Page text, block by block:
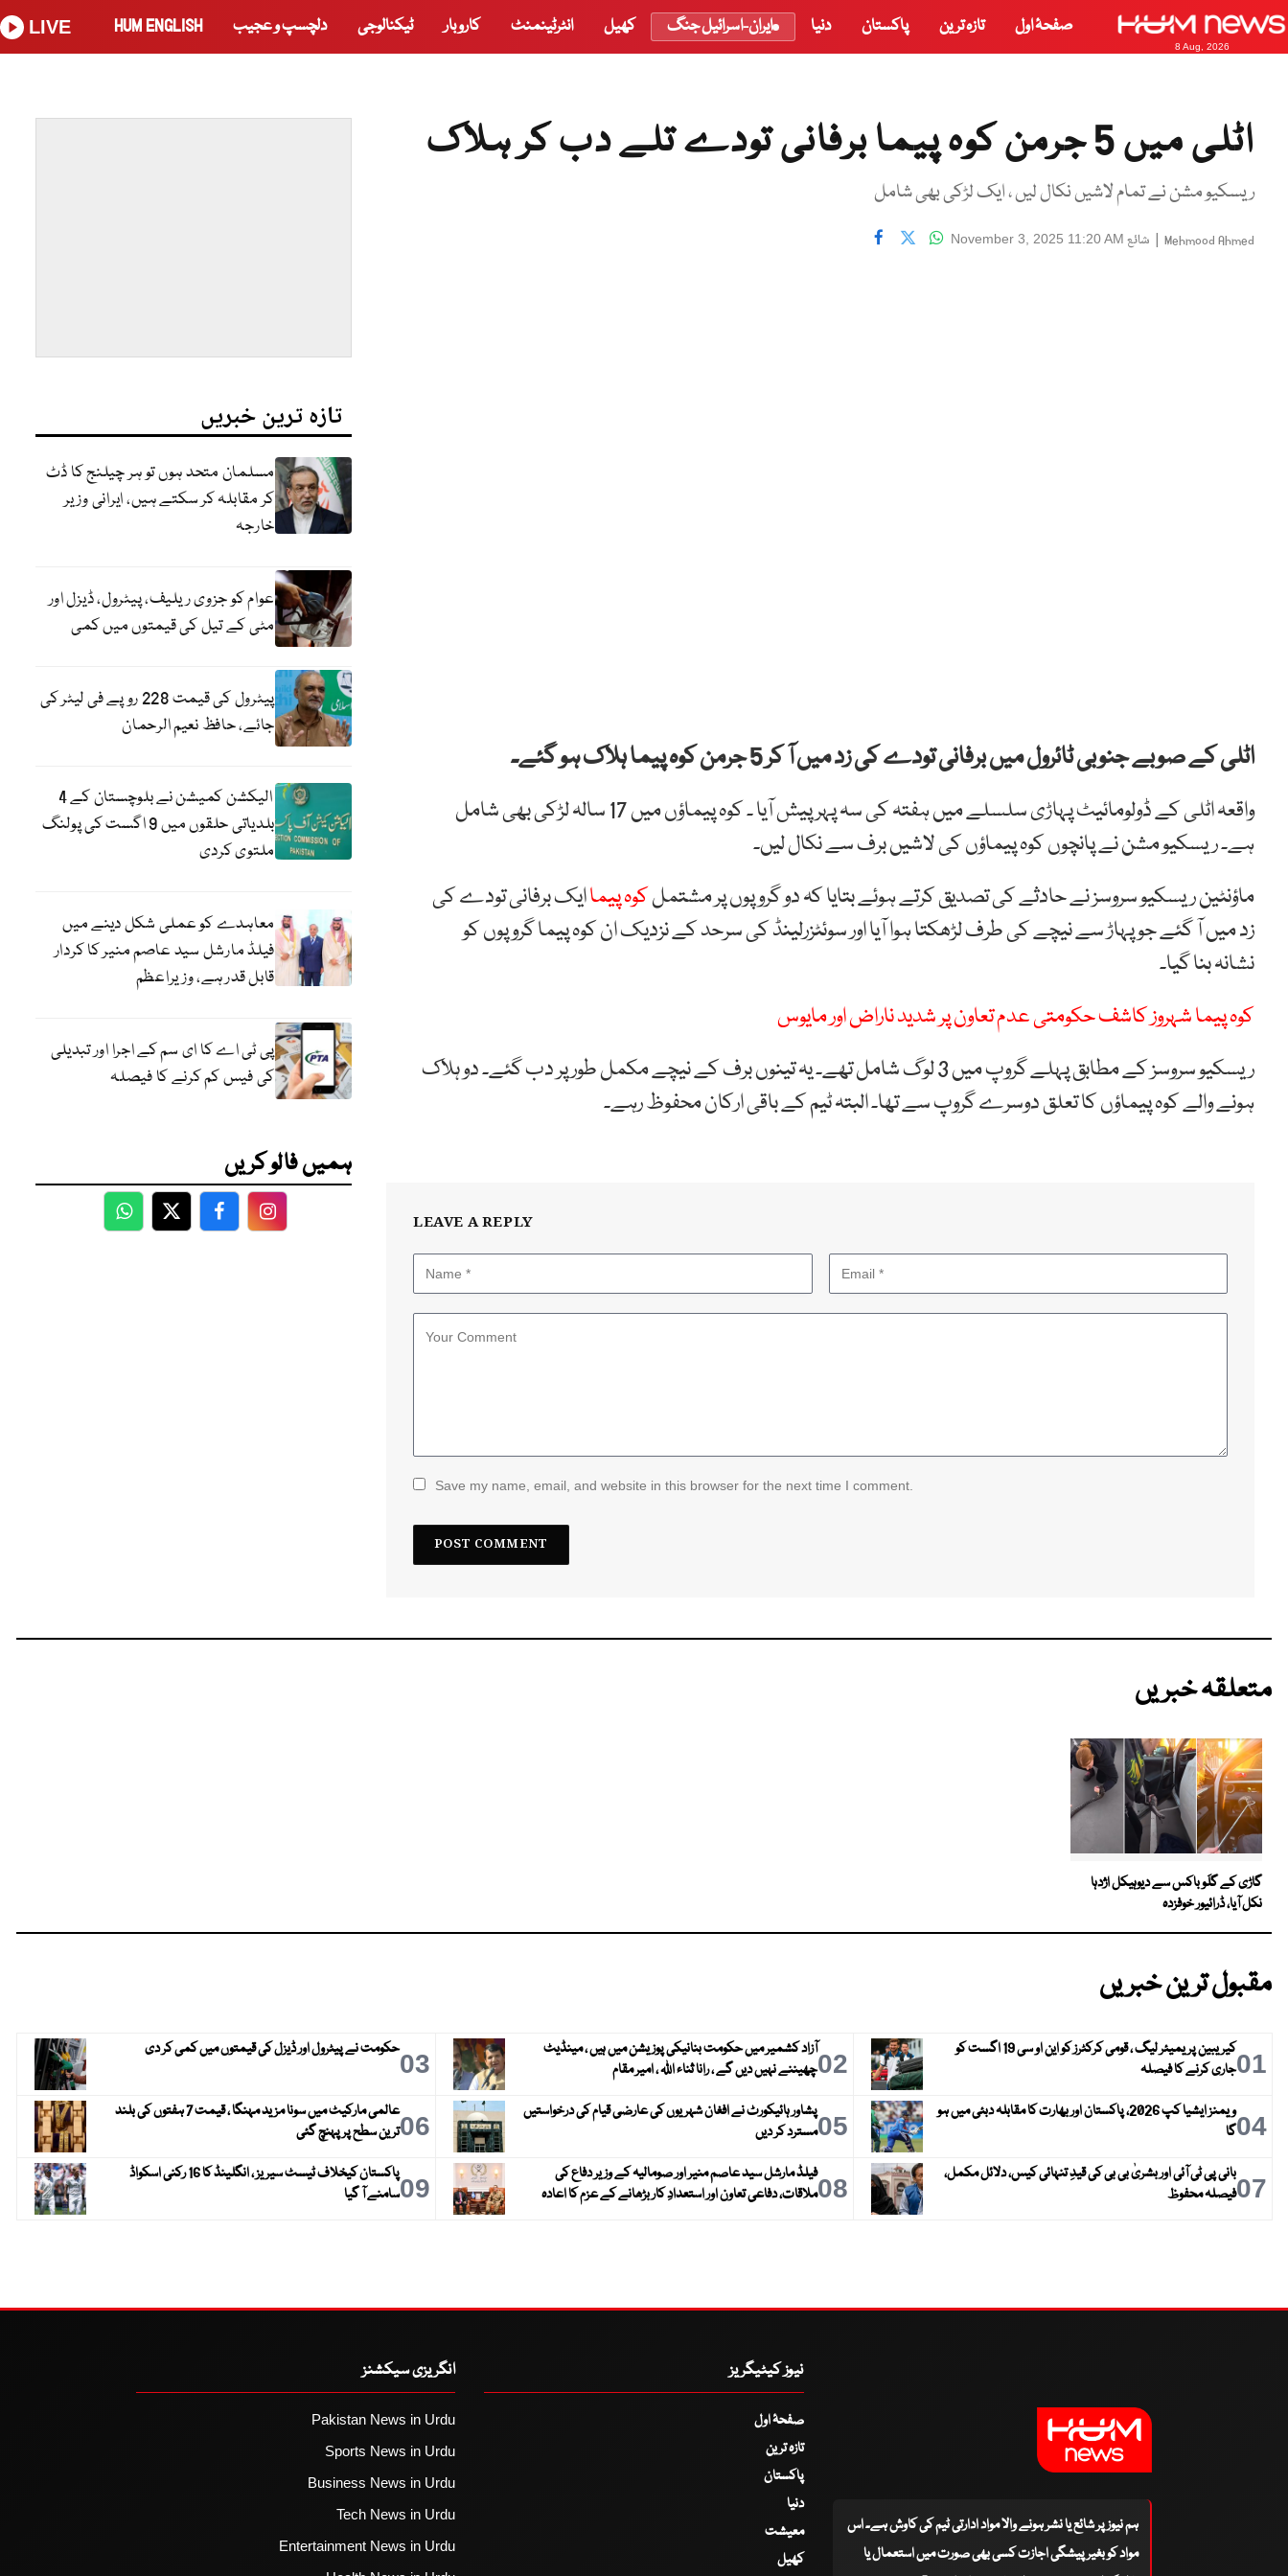
8 Aug, 2026
صفحۂ اول تازہ ترین پاکستان دنیا ایران-اسرائیل جنگ کھیل انٹرٹینمنٹ کاروبار ٹیکنالوجی دلچسپ و عجیب HUM ENGLISH
LIVE
اٹلی میں 5 جرمن کوہ پیما برفانی تودے تلے دب کر ہلاک
ریسکیو مشن نے تمام لاشیں نکال لیں ، ایک لڑکی بھی شامل
Mehmood Ahmed
| شائع November 3, 2025 11:20 AM
اٹلی کے صوبے جنوبی ٹائرول میں برفانی تودے کی زد میں آ کر 5 جرمن کوہ پیما ہلاک ہو گئے۔
واقعہ اٹلی کے ڈولومائیٹ پہاڑی سلسلے میں ہفتہ کی سہ پہر پیش آیا ۔ کوہ پیماؤں میں 17 سالہ لڑکی بھی شامل
ہے۔ ریسکیو مشن نے پانچوں کوہ پیماؤں کی لاشیں برف سے نکال لیں۔
ماؤنٹین ریسکیو سروسز نے حادثے کی تصدیق کرتے ہوئے بتایا کہ دو گروپوں پر مشتملکوہ پیماایک برفانی تودے کی
زد میں آ گئے جو پہاڑ سے نیچے کی طرف لڑھکتا ہوا آیا اور سوئٹزرلینڈ کی سرحد کے نزدیک ان کوہ پیما گروپوں کو
نشانہ بنا گیا۔
کوہ پیما شہروز کاشف حکومتی عدم تعاون پر شدید ناراض اور مایوس
ریسکیو سروسز کے مطابق پہلے گروپ میں 3 لوگ شامل تھے۔ یہ تینوں برف کے نیچے مکمل طور پر دب گئے۔ دو ہلاک
ہونے والے کوہ پیماؤں کا تعلق دوسرے گروپ سے تھا۔ البتہ ٹیم کے باقی ارکان محفوظ رہے۔
LEAVE A REPLY
Save my name, email, and website in this browser for the next time I comment.
تازہ ترین خبریں
مسلمان متحد ہوں تو ہر چیلنج کا ڈٹ
کر مقابلہ کر سکتے ہیں، ایرانی وزیر
خارجہ
عوام کو جزوی ریلیف، پیٹرول، ڈیزل اور
مٹی کے تیل کی قیمتوں میں کمی
پیٹرول کی قیمت 228 روپے فی لیٹر کی
جائے، حافظ نعیم الرحمان
الیکشن کمیشن نے بلوچستان کے 4
بلدیاتی حلقوں میں 9 اگست کی پولنگ
ملتوی کردی
معاہدے کو عملی شکل دینے میں
فیلڈ مارشل سید عاصم منیر کا کردار
قابل قدر ہے، وزیراعظم
پی ٹی اے کا ای سم کے اجرا اور تبدیلی
کی فیس کم کرنے کا فیصلہ
ہمیں فالو کریں
WhatsApp
TwitterFacebookFacebook
متعلقہ خبریں
گاڑی کے گلَو باکس سے دیوہیکل اژدہا
نکل آیا، ڈرائیور خوفزدہ
مقبول ترین خبریں
01
کیریبین پریمیئر لیگ ، قومی کرکٹرز کو این او سی 19 اگست کو
جاری کرنے کا فیصلہ
02آزاد کشمیر میں حکومت بنانیکی پوزیشن میں ہیں ، مینڈیٹ
چھیننے نہیں دیں گے ، رانا ثناء اللہ ، امیر مقام
03حکومت نے پیٹرول اور ڈیزل کی قیمتوں میں کمی کر دی
04
ویمنز ایشیا کپ 2026، پاکستان اور بھارت کا مقابلہ دبئی میں ہو
گا
05پشاور ہائیکورٹ نے افغان شہریوں کی عارضی قیام کی درخواستیں
مسترد کر دیں
06
عالمی مارکیٹ میں سونا مزید مہنگا ، قیمت 7 ہفتوں کی بلند
ترین سطح پر پہنچ گئی
07بانی پی ٹی آئی اور بشریٰ بی بی کی قیدِ تنہائی کیس، دلائل مکمل،
فیصلہ محفوظ
08فیلڈ مارشل سید عاصم منیر اور صومالیہ کے وزیر دفاع کی
ملاقات، دفاعی تعاون اور استعدادِ کار بڑھانے کے عزم کا اعادہ
09
پاکستان کیخلاف ٹیسٹ سیریز ، انگلینڈ کا 16 رکنی اسکواڈ
سامنے آ گیا
ہم نیوز پر شائع یا نشر ہونے والا مواد ادارتی ٹیم کی کاوش ہے۔ اس
مواد کو بغیر پیشگی اجازت کسی بھی صورت میں استعمال یا
نیوز کیٹیگریز
صفحۂ اول
تازہ ترین
پاکستان
دنیا
معیشت
کھیل
انگریزی سیکشنز
Pakistan News in Urdu
Sports News in Urdu
Business News in Urdu
Tech News in Urdu
Entertainment News in Urdu